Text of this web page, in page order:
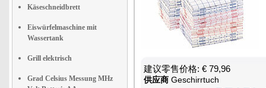
Käseschneidbrett
Eiswürfelmaschine mit
Wassertank
Grill elektrisch
Grad Celsius Messung MHz
建议零售价格: € 79,96
供应商 Geschirrtuch